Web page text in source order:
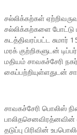
சல்லிக்கற்கள்
சல்லிக்கற்களை போட்டு
கடத்திவரப்பட்ட சுமார்
மரக் குற்றிகளுடன்
மதியம் சாவகச்சேரி
கைப்பற்றியுள்ளதுடன்
சாவகச்சேரி பொலிஸ்
தடுப்பு பிரிவின்